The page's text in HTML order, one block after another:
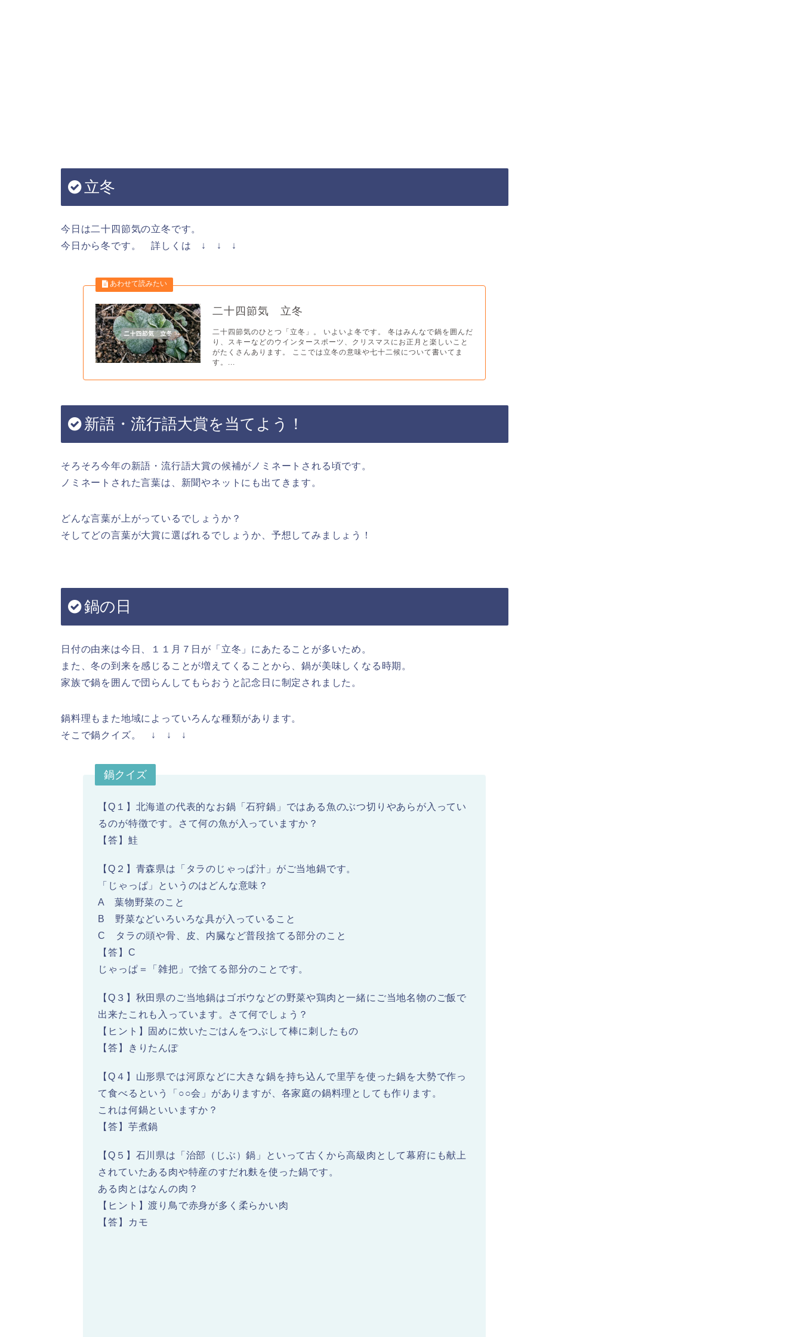
立冬
今日は二十四節気の立冬です。
今日から冬です。 詳しくは ↓ ↓ ↓
二十四節気 立冬
二十四節気のひとつ「立冬」。 いよいよ冬です。 冬はみんなで鍋を囲んだ
り、スキーなどのウインタースポーツ、クリスマスにお正月と楽しいこと
がたくさんあります。 ここでは立冬の意味や七十二候について書いてま
す。...
新語・流行語大賞を当てよう！
そろそろ今年の新語・流行語大賞の候補がノミネートされる頃です。
ノミネートされた言葉は、新聞やネットにも出てきます。
どんな言葉が上がっているでしょうか？
そしてどの言葉が大賞に選ばれるでしょうか、予想してみましょう！
鍋の日
日付の由来は今日、１１月７日が「立冬」にあたることが多いため。
また、冬の到来を感じることが増えてくることから、鍋が美味しくなる時期。
家族で鍋を囲んで団らんしてもらおうと記念日に制定されました。
鍋料理もまた地域によっていろんな種類があります。
そこで鍋クイズ。 ↓ ↓ ↓
鍋クイズ
【Q１】北海道の代表的なお鍋「石狩鍋」ではある魚のぶつ切りやあらが入ってい
るのが特徴です。さて何の魚が入っていますか？
【答】鮭
【Q２】青森県は「タラのじゃっぱ汁」がご当地鍋です。
「じゃっぱ」というのはどんな意味？
A 葉物野菜のこと
B 野菜などいろいろな具が入っていること
C タラの頭や骨、皮、内臓など普段捨てる部分のこと
【答】C
じゃっぱ＝「雑把」で捨てる部分のことです。
【Q３】秋田県のご当地鍋はゴボウなどの野菜や鶏肉と一緒にご当地名物のご飯で
出来たこれも入っています。さて何でしょう？
【ヒント】固めに炊いたごはんをつぶして棒に刺したもの
【答】きりたんぽ
【Q４】山形県では河原などに大きな鍋を持ち込んで里芋を使った鍋を大勢で作っ
て食べるという「○○会」がありますが、各家庭の鍋料理としても作ります。
これは何鍋といいますか？
【答】芋煮鍋
【Q５】石川県は「治部（じぶ）鍋」といって古くから高級肉として幕府にも献上
されていたある肉や特産のすだれ麩を使った鍋です。
ある肉とはなんの肉？
【ヒント】渡り鳥で赤身が多く柔らかい肉
【答】カモ